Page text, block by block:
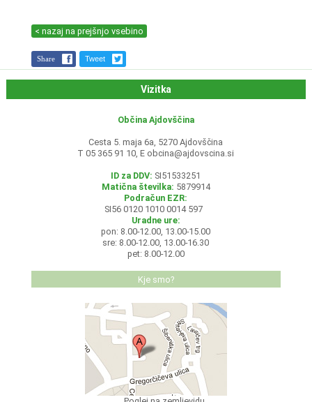
< nazaj na prejšnjo vsebino
Share Tweet
Vizitka
Občina Ajdovščina
Cesta 5. maja 6a, 5270 Ajdovščina
T 05 365 91 10, E obcina@ajdovscina.si
ID za DDV: SI51533251
Matična številka: 5879914
Podračun EZR:
SI56 0120 1010 0014 597
Uradne ure:
pon: 8.00-12.00, 13.00-15.00
sre: 8.00-12.00, 13.00-16.30
pet: 8.00-12.00
Kje smo?